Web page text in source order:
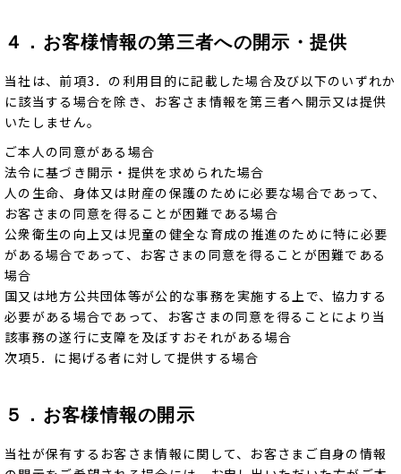
４．お客様情報の第三者への開示・提供
当社は、前項3．の利用目的に記載した場合及び以下のいずれか
に該当する場合を除き、お客さま情報を第三者へ開示又は提供
いたしません。
ご本人の同意がある場合
法令に基づき開示・提供を求められた場合
人の生命、身体又は財産の保護のために必要な場合であって、
お客さまの同意を得ることが困難である場合
公衆衛生の向上又は児童の健全な育成の推進のために特に必要
がある場合であって、お客さまの同意を得ることが困難である
場合
国又は地方公共団体等が公的な事務を実施する上で、協力する
必要がある場合であって、お客さまの同意を得ることにより当
該事務の遂行に支障を及ぼすおそれがある場合
次項5．に掲げる者に対して提供する場合
５．お客様情報の開示
当社が保有するお客さま情報に関して、お客さまご自身の情報